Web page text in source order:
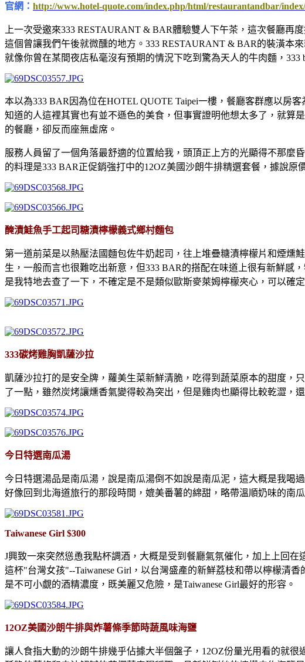
官網： http://www.hotel-quote.com/index.php/html/restaurantandbar/
上一次受邀來333 RESTAURANT & BAR體驗雙人下午茶，這次餐廳
這個曾讓我們午後就微醺的地方。333 RESTAURANT & BAR的裝潢本
就像你曾在某間夜店私毫沒有預期的情況下吃到驚為天人的牛肉麵，333
本以為333 BAR因為位在HOTEL QUOTE Taipei一樓，餐廳客群應以房
知道的人這裡其實也有並不遜色的美食，但事實證明他想太多了，就算
的餐廳，卻反而座無虛席。
服務人員留了一個角落最舒適的位置給我，頭頂正上方的光顯得不那麼
的料理是333 BAR正促銷強打中的12OZ美國沙朗牛排精選套餐，據說原
醃漬鮭魚手工起司糖漬檸檬義式鄉村麵包
第一道前菜是以熱壓法國麵包佐牛奶起司，往上堆疊糖漬檸檬片和煙燻
生，一般而言也很難吃出新意，但333 BAR的搭配在味道上很有新鮮感
是我特地去查了一下，不確定是不是類似歐斯麥萊姆檸檬夾心，可以確
333碳烤雞胸凱薩沙拉
凱薩沙拉打的是安全牌，蘿美生菜新鮮清脆，吃得到蔬菜原本的甜度，
了一點，雖然炭烤讓燻香氣變得較為突出，但是雞肉也顯得比較乾澀，
今日特選南瓜湯
今日特選湯品是南瓜湯，說是南瓜湯倒不如說是南瓜泥，這大概是我喝
好像回到北海道旅行的那段時間，媲美番薯的綿甜，略帶溫順奶味的南
Taiwanese Girl $300
J興致一來突然慫恿我點杯調酒，大概是受到餐廳氣氛催化，加上上回
這杯"台灣女孩"--Taiwanese Girl，以台灣盛產的新鮮荔枝和帶以檸檬清
是不可小覷的酒精濃度，既美麗又危險，是Taiwanese Girl最好的形容。
12OZ美國沙朗牛排與炸薯條季節時蔬風味海鹽
讓人食指大動的沙朗牛排幾乎佔據大半個盤子，12OZ份量光用看的就